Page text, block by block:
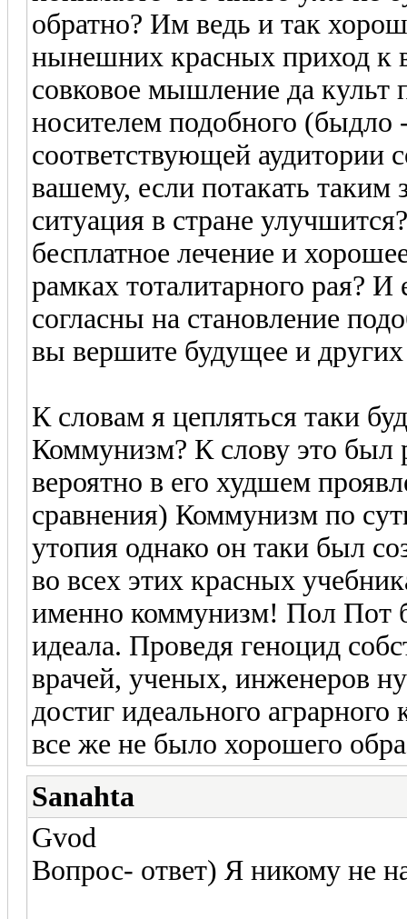
обратно? Им ведь и так
нынешних красных приход к
совковое мышление да культ
носителем подобного (быдло
соответствующей аудитории
вашему, если потакать
ситуация в стране
бесплатное лечение и
рамках тоталитарного рая?
согласны на становление
вы вершите будущее и
К словам я цепляться таки
Коммунизм? К слову это
вероятно в его худшем
сравнения) Коммунизм по
утопия однако он таки был
во всех этих красных
именно коммунизм! Пол Пот
идеала. Проведя геноцид
врачей, ученых, инженеров
достиг идеального
все же не было хорошего
Sanahta
Gvod
Вопрос- ответ) Я никому не